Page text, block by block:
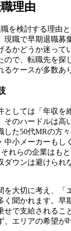
理由
を検討する理由
現職で早期退職募
るかどうか迷って
ので、転職先を探
るケースが多数あ
としては「年収を
そのハードルは高
した50代MRの方
中小メーカーもし
それらの企業はも
ダウンは避けられ
を大切に考え、「
く聞かれます。早
せで支給されるこ
、エリアの希望が